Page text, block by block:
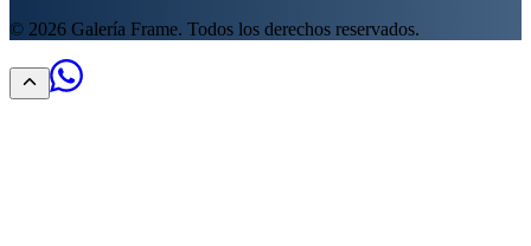
© 2026 Galería Frame. Todos los derechos reservados.